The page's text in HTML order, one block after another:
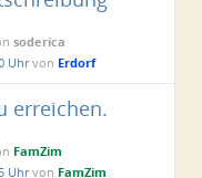
soderica
Uhrvon Erdorf
erreichen.
FamZim
Uhrvon FamZim